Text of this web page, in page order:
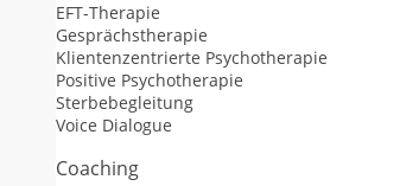
EFT-Therapie
Gesprächstherapie
Klientenzentrierte Psychotherapie
Positive Psychotherapie
Sterbebegleitung
Voice Dialogue
Coaching